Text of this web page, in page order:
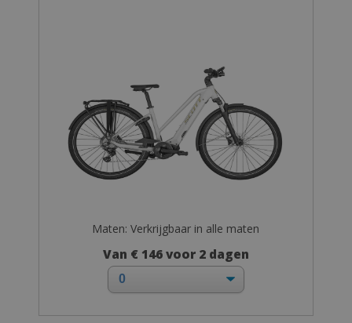
Maten: Verkrijgbaar in alle maten
Van € 146 voor 2 dagen